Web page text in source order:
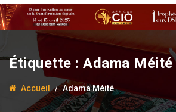
Étiquette : Adama Méité
Accueil Adama Méité